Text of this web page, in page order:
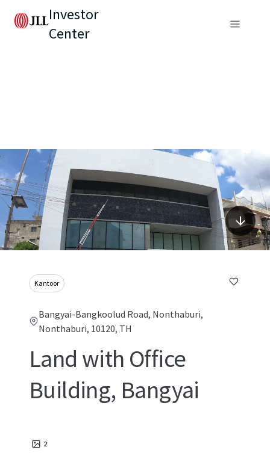
Investor
Center
Kantoor
Bangyai-Bangkoolud Road, Nonthaburi,
Nonthaburi, 10120, TH
Land with Office
Building, Bangyai
2